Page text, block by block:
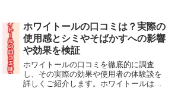
ホワイトールの口コミは？実際の
使用感とシミやそばかすへの影響
や効果を検証
ホワイトールの口コミを徹底的に調査
し、その実際の効果や使用者の体験談を
詳しくご紹介します。ホワイトールは、